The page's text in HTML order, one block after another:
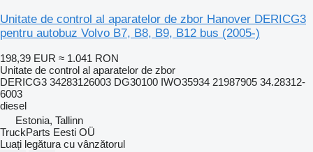
Unitate de control al aparatelor de zbor Hanover DERICG3
pentru autobuz Volvo B7, B8, B9, B12 bus (2005-)
198,39 EUR ≈ 1.041 RON
Unitate de control al aparatelor de zbor
DERICG3 34283126003 DG30100 IWO35934 21987905 34.28312-
6003
diesel
Estonia, Tallinn
TruckParts Eesti OÜ
Luați legătura cu vânzătorul